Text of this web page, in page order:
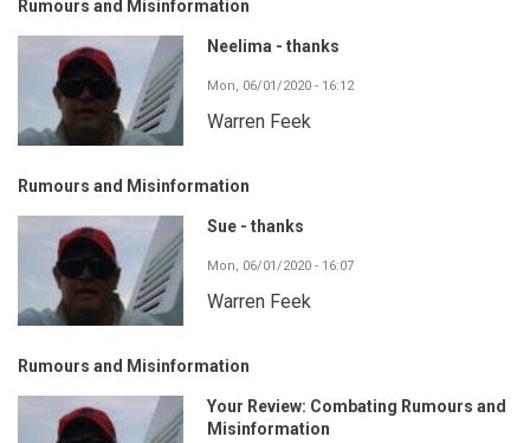
Rumours and Misinformation
Neelima - thanks
Mon, 06/01/2020 - 16:12
Warren Feek
Rumours and Misinformation
Sue - thanks
Mon, 06/01/2020 - 16:07
Warren Feek
Rumours and Misinformation
Your Review: Combating Rumours and
Misinformation